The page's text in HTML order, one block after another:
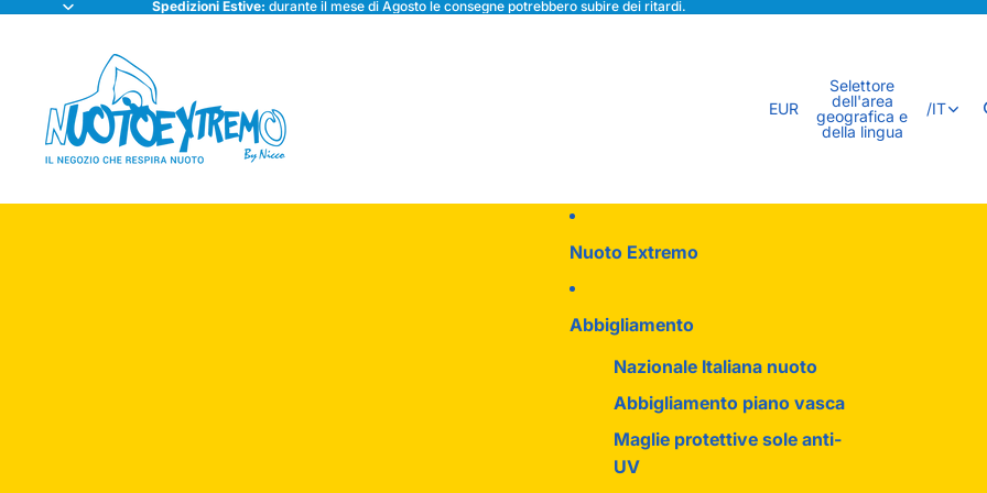
Spedizioni Estive: durante il mese di Agosto le consegne potrebbero subire dei ritardi.
EUR
Selettore
dell'area
geografica e
della lingua
/IT
Nuoto Extremo
Abbigliamento
Nazionale Italiana nuoto
Abbigliamento piano vasca
Maglie protettive sole anti-
UV